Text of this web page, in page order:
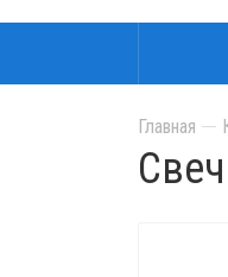
Главная